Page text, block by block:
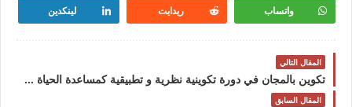
واتساب ريدايت لينكدين
المقال التالي
تكوين بالمجان في دورة تكوينية نظرية و تطبيقية كمساعدة الحياة المدرسية والاجتماعية 2025
المقال السابق